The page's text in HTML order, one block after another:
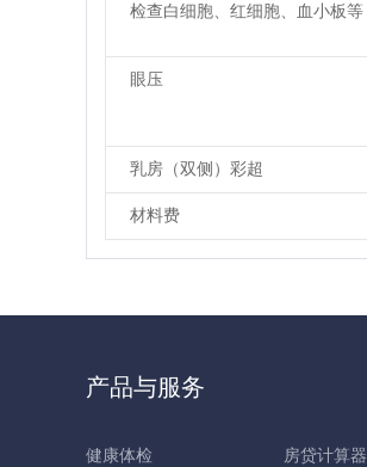
检查白细胞、红细胞、血小板等
眼压
乳房（双侧）彩超
材料费
产品与服务
健康体检 房贷计算器